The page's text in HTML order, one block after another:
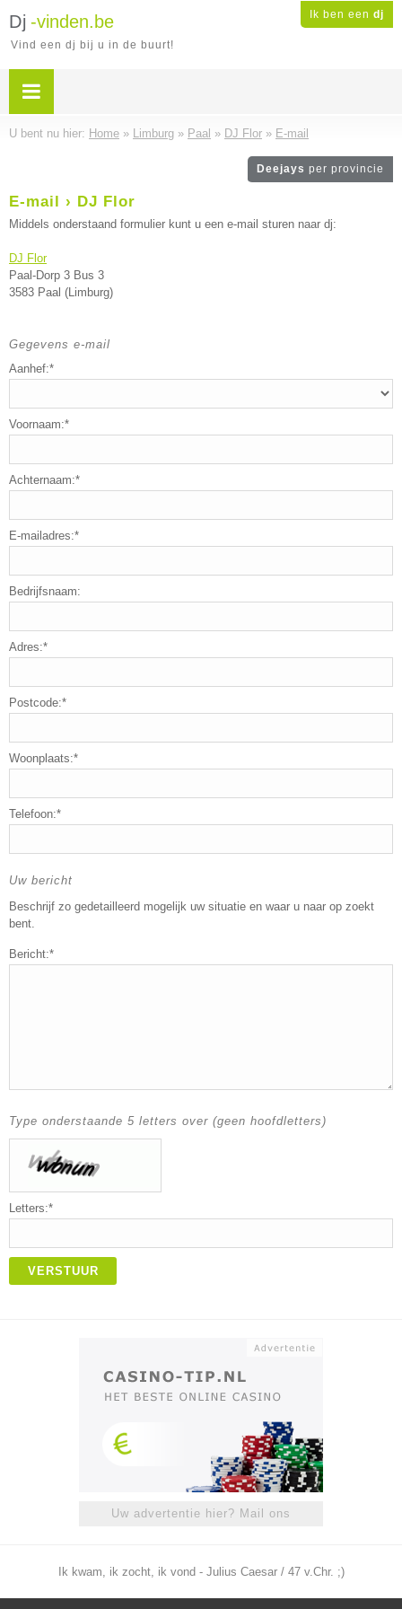
Ik ben een dj
Dj -vinden.be
Vind een dj bij u in de buurt!
U bent nu hier: Home » Limburg » Paal » DJ Flor » E-mail
Deejays per provincie
E-mail › DJ Flor
Middels onderstaand formulier kunt u een e-mail sturen naar dj:
DJ Flor
Paal-Dorp 3 Bus 3
3583 Paal (Limburg)
Gegevens e-mail
Aanhef:*
Voornaam:*
Achternaam:*
E-mailadres:*
Bedrijfsnaam:
Adres:*
Postcode:*
Woonplaats:*
Telefoon:*
Uw bericht
Beschrijf zo gedetailleerd mogelijk uw situatie en waar u naar op zoekt
bent.
Bericht:*
Type onderstaande 5 letters over (geen hoofdletters)
Letters:*
VERSTUUR
Uw advertentie hier? Mail ons
Ik kwam, ik zocht, ik vond - Julius Caesar / 47 v.Chr. ;)